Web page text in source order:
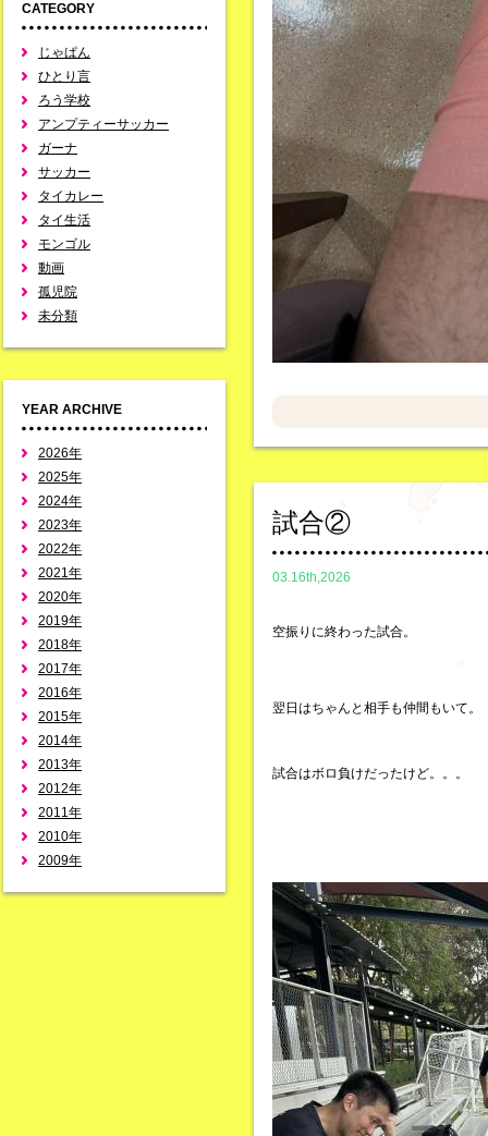
CATEGORY
じゃぱん
ひとり言
ろう学校
アンプティーサッカー
ガーナ
サッカー
タイカレー
タイ生活
モンゴル
動画
孤児院
未分類
YEAR ARCHIVE
2026年
2025年
2024年
2023年
2022年
2021年
2020年
2019年
2018年
2017年
2016年
2015年
2014年
2013年
2012年
2011年
2010年
2009年
試合②
03.16th,2026
空振りに終わった試合。
翌日はちゃんと相手も仲間もいて。
試合はボロ負けだったけど。。。